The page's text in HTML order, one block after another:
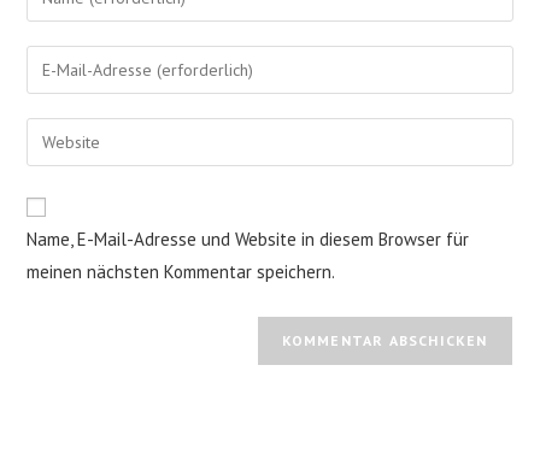
deinen
Namen
oder
zum
Kommentieren
ein
Gib
deine
E-
Mail-
Kommentieren
ein
Gib
deine
URL
ein
(optional)
Name, E-Mail-Adresse und Website in diesem Browser für
meinen nächsten Kommentar speichern.